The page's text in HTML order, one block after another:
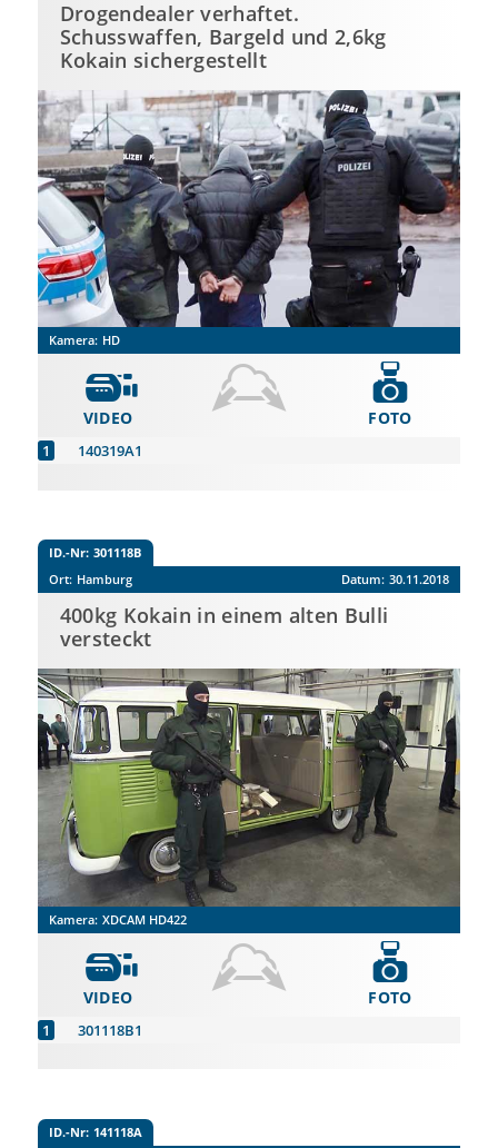
Drogendealer verhaftet.
Schusswaffen, Bargeld und 2,6kg
Kokain sichergestellt
Kamera: HD
VIDEO
140319A1
FOTO
ID.-Nr: 301118B
Ort: Hamburg Datum: 30.11.2018
400kg Kokain in einem alten Bulli
versteckt
Kamera: XDCAM HD422
VIDEO
301118B1
FOTO
ID.-Nr: 141118A